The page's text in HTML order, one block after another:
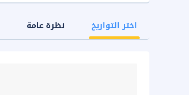
اختر التواريخ نظرة عامة